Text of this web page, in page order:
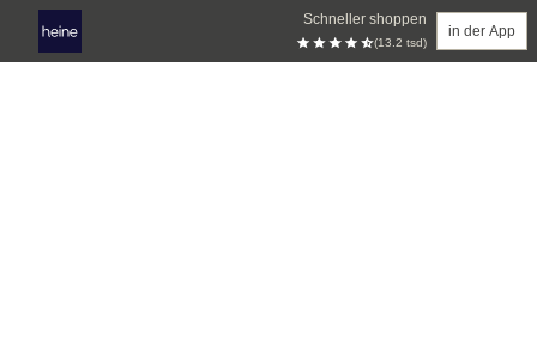
Schneller shoppen
(13.2 tsd)
in der App